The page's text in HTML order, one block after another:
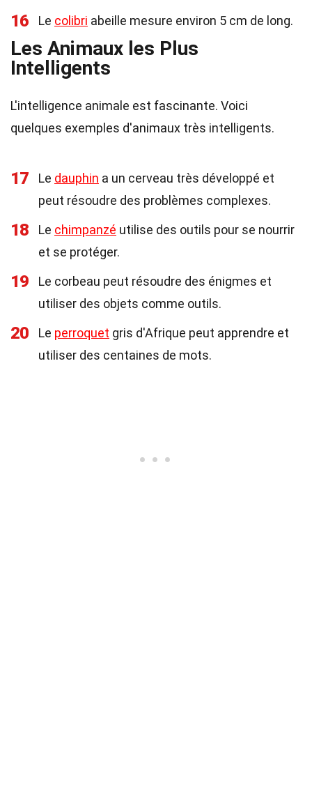
16 Le colibri abeille mesure environ 5 cm de long.
Les Animaux les Plus
Intelligents
L'intelligence animale est fascinante. Voici
quelques exemples d'animaux très intelligents.
17 Le dauphin a un cerveau très développé et
peut résoudre des problèmes complexes.
18 Le chimpanzé utilise des outils pour se nourrir
et se protéger.
19
Le corbeau peut résoudre des énigmes et
utiliser des objets comme outils.
20 Le perroquet gris d'Afrique peut apprendre et
utiliser des centaines de mots.